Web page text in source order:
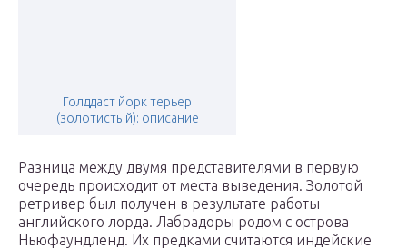
Голддаст йорк терьер
(золотистый): описание
Разница между двумя представителями в первую
очередь происходит от места выведения. Золотой
ретривер был получен в результате работы
английского лорда. Лабрадоры родом с острова
Ньюфаундленд. Их предками считаются индейские